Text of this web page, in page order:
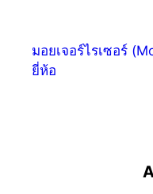
มอยเจอร์ไรเซอร์
ยี่ห้อ